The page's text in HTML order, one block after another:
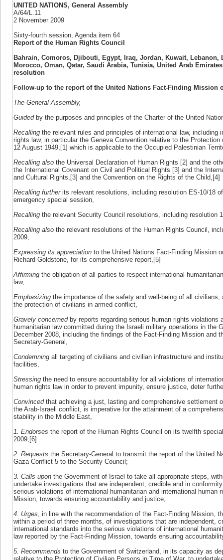
UNITED NATIONS, General Assembly
A/64/L.11
2 November 2009
Sixty-fourth session, Agenda item 64
Report of the Human Rights Council
Bahrain, Comoros, Djibouti, Egypt, Iraq, Jordan, Kuwait, Lebanon,
Morocco, Oman, Qatar, Saudi Arabia, Tunisia, United Arab
resolution
Follow-up to the report of the United Nations Fact-Finding Mission
The General Assembly,
Guidedby the purposes and principles of the Charter of the United
Recalling the relevant rules and principles of international law, including
rights law, in particular the Geneva Convention relative to the
12 August 1949,[1] which is applicable to the Occupied Palestinian
Recalling also the Universal Declaration of Human Rights [2] and the
the International Covenant on Civil and Political Rights [3] and the
and Cultural Rights,[3] and the Convention on the Rights of the Child,[4]
Recalling furtherits relevant resolutions, including resolution ES-10/18
emergency special session,
Recalling the relevant Security Council resolutions, including resolution
Recalling also the relevant resolutions of the Human Rights Council,
2009,
Expressing its appreciation to the United Nations Fact-Finding Mission
Richard Goldstone, for its comprehensive report,[5]
Affirming the obligation of all parties to respect international
law,
Emphasizingthe importance of the safety and well-being of all
the protection of civilians in armed conflict,
Gravely concernedby reports regarding serious human rights violations
humanitarian law committed during the Israeli military operations in the
December 2008, including the findings of the Fact-Finding Mission and
Secretary-General,
Condemningall targeting of civilians and civilian infrastructure and
facilities,
Stressing the need to ensure accountability for all violations of
human rights law in order to prevent impunity, ensure justice, deter
Convincedthat achieving a just, lasting and comprehensive settlement
the Arab-Israeli conflict, is imperative for the attainment of a
stability in the Middle East,
1. Endorses the report of the Human Rights Council on its twelfth
2009;[6]
2. Requests the Secretary-General to transmit the report of the United
Gaza Conflict 5 to the Security Council;
3. Calls upon the Government of Israel to take all appropriate steps,
undertake investigations that are independent, credible and in
serious violations of international humanitarian and international human
Mission, towards ensuring accountability and justice;
4. Urges, in line with the recommendation of the Fact-Finding Mission,
within a period of three months, of investigations that are independent,
international standards into the serious violations of international
law reported by the Fact-Finding Mission, towards ensuring
5. Recommends to the Government of Switzerland, in its capacity as